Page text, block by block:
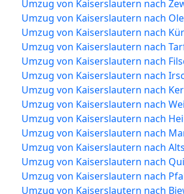
Umzug von Kaiserslautern nach
Umzug von Kaiserslautern nach
Umzug von Kaiserslautern nach
Umzug von Kaiserslautern nach
Umzug von Kaiserslautern nach
Umzug von Kaiserslautern nach
Umzug von Kaiserslautern nach
Umzug von Kaiserslautern nach
Umzug von Kaiserslautern nach
Umzug von Kaiserslautern nach
Umzug von Kaiserslautern nach
Umzug von Kaiserslautern nach
Umzug von Kaiserslautern nach
Umzug von Kaiserslautern nach